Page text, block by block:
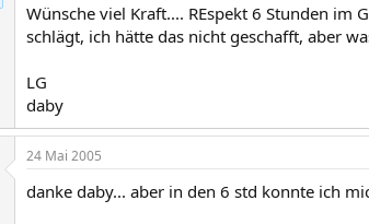
Wünsche viel Kraft.... REspekt 6 Stunden im
schlägt, ich hätte das nicht geschafft, aber
LG
daby
24 Mai 2005
danke daby... aber in den 6 std konnte ich